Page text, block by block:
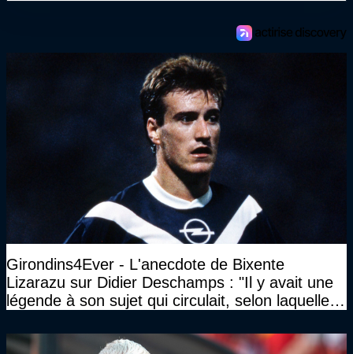
Girondins4Ever - L'anecdote de Bixente
Lizarazu sur Didier Deschamps : "Il y avait une
légende à son sujet qui circulait, selon laquelle il